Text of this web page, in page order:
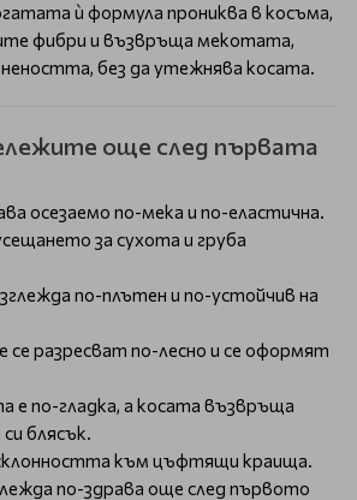
ѝ формула прониква в косъма,
фибри и възвръща мекотата,
без да утежнява косата.
още след първата
осезаемо по-мека и по-еластична.
за сухота и груба
по-плътен и по-устойчив на
разресват по-лесно и се оформят
е по-гладка, а косата възвръща
блясък.
към цъфтящи краища.
по-здрава още след първото